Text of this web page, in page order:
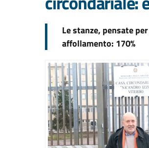
Le stanze, pensate
affollamento: 170%